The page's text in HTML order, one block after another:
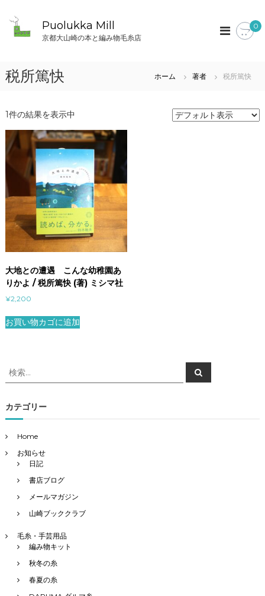
ス
プ
Puolukka Mill
京都大山崎の本と編み物毛糸店
0
税所篤快 ホーム 著者 税所篤快
1件の結果を表示中
大地との遭遇 こんな幼稚園あ
りかよ / 税所篤快 (著) ミシマ社
¥2,200
お買い物カゴに追加
検
索
象
:
検
索
カテゴリー
Home
お知らせ
日記
書店ブログ
メールマガジン
山崎ブッククラブ
毛糸・手芸用品
編み物キット
秋冬の糸
春夏の糸